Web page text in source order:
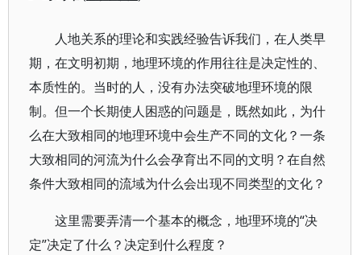
人地关系的理论和实践经验告诉我们，在人类早
期，在文明初期，地理环境的作用往往是决定性的、
本质性的。当时的人，没有办法突破地理环境的限
制。但一个长期使人困惑的问题是，既然如此，为什
么在大致相同的地理环境中会生产不同的文化？一条
大致相同的河流为什么会孕育出不同的文明？在自然
条件大致相同的流域为什么会出现不同类型的文化？
这里需要弄清一个基本的概念，地理环境的“决
定”决定了什么？决定到什么程度？